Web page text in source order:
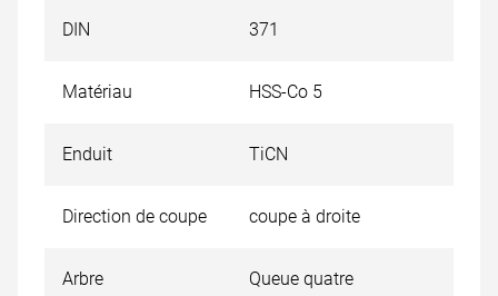
DIN 371
Matériau HSS-Co 5
Enduit TiCN
Direction de coupe coupe à droite
Arbre Queue quatre